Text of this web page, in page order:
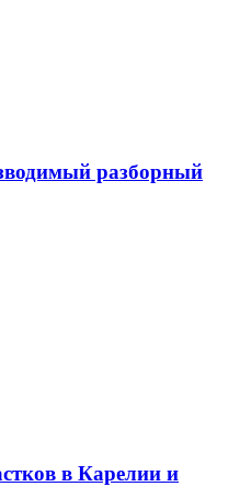
разборный
в Карелии и